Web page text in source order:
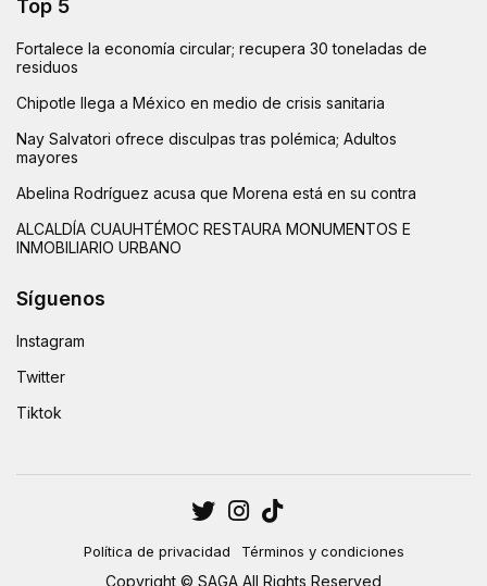
Top 5
Fortalece la economía circular; recupera 30 toneladas de
residuos
Chipotle llega a México en medio de crisis sanitaria
Nay Salvatori ofrece disculpas tras polémica; Adultos
mayores
Abelina Rodríguez acusa que Morena está en su contra
ALCALDÍA CUAUHTÉMOC RESTAURA MONUMENTOS E
INMOBILIARIO URBANO
Síguenos
Instagram
Twitter
Tiktok
Política de privacidad Términos y condiciones
Copyright © SAGA All Rights Reserved